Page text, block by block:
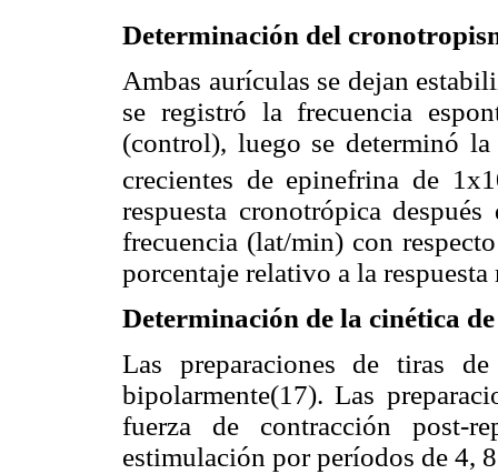
Determinación del
Ambas aurículas se dejan
se registró la frecuencia
(control), luego se determinó la
crecientes de epinefrina de
respuesta cronotrópica
frecuencia (lat/min) con
porcentaje relativo a la
Determinación de la cinética
Las preparaciones de tiras
bipolarmente(17). Las
fuerza de contracción post-
estimulación por períodos de 4,